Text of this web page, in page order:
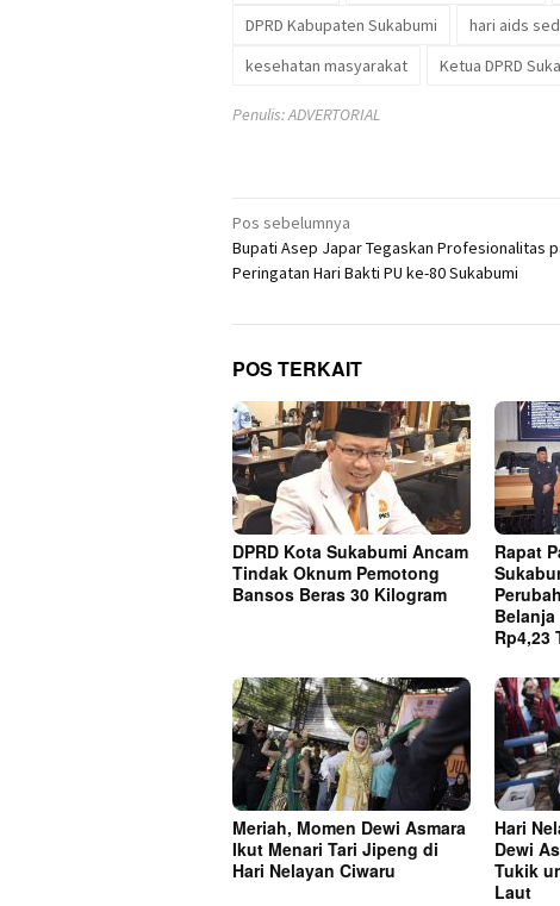
DPRD Kabupaten Sukabumi
hari aids
kesehatan masyarakat
Ketua DPRD
Penulis: ADVERTORIAL
Navigasi
pos
Pos sebelumnya
Bupati Asep Japar Tegaskan Profesionalitas
Peringatan Hari Bakti PU ke-80 Sukabumi
POS TERKAIT
DPRD Kota Sukabumi Ancam
Tindak Oknum Pemotong
Bansos Beras 30 Kilogram
Rapat
Belanja
Rp4,23
Meriah, Momen Dewi Asmara
Ikut Menari Tari Jipeng di
Hari Nelayan Ciwaru
Hari
Dewi
Tukik
Laut